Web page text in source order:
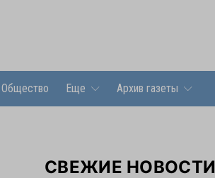
Общество Еще Архив газеты
СВЕЖИЕ НОВОСТИ